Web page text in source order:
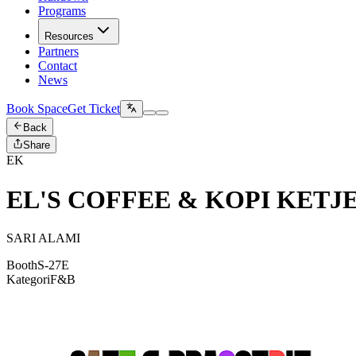
Programs
Resources
Partners
Contact
News
Book SpaceGet Ticket
Back
Share
EK
EL'S COFFEE & KOPI
SARI ALAMI
BoothS-27E
KategoriF&B